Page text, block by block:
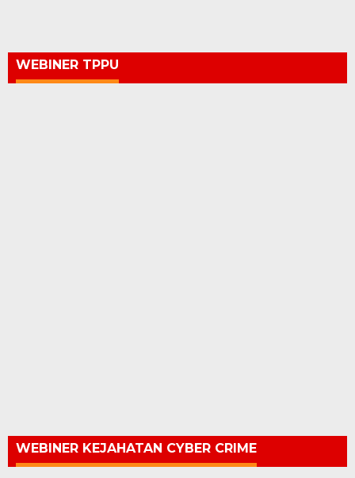
WEBINER TPPU
WEBINER KEJAHATAN CYBER CRIME